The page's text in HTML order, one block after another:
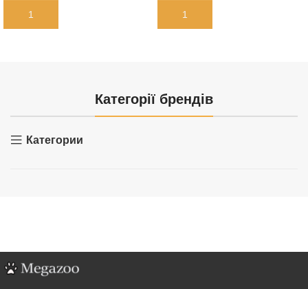
В КОРЗИНУ В КОРЗИНУ
Категорії брендів
Категории